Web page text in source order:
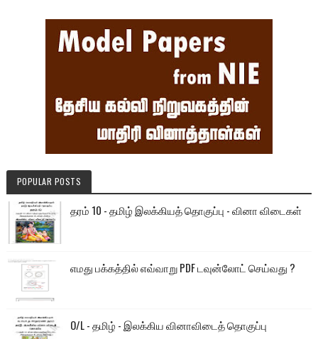
POPULAR POSTS
தரம் 10 - தமிழ் இலக்கியத் தொகுப்பு - வினா விடைகள்
எமது பக்கத்தில் எவ்வாறு PDF டவுன்லோட் செய்வது ?
O/L - தமிழ் - இலக்கிய வினாவிடைத் தொகுப்பு